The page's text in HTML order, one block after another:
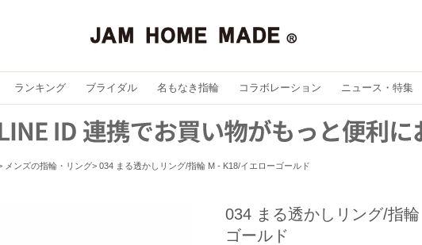
ランキング ブライダル 名もなき指輪 コラボレーション ニュース・特集
メンズの指輪・リング 034 まる透かしリング/指輪 M - K18/イエローゴールド
034 まる透かしリング/指
ゴールド